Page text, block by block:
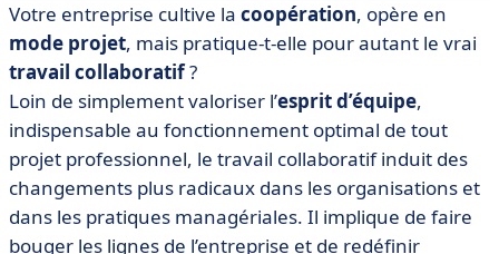
• Qu’est-ce que le travail collaboratif ?
• Les avantages du travail collaboratif
• Quels sont les outils de travail collaboratif ?
• Accompagner les équipes vers le travail collaboratif
Votre entreprise cultive la coopération, opère en
mode projet, mais pratique-t-elle pour autant le vrai
travail collaboratif?
Loin de simplement valoriser l’esprit d’équipe,
indispensable au fonctionnement optimal de tout
projet professionnel, le travail collaboratif induit des
changements plus radicaux dans les organisations et
dans les pratiques managériales. Il implique de faire
bouger les lignes de l’entreprise et de redéfinir